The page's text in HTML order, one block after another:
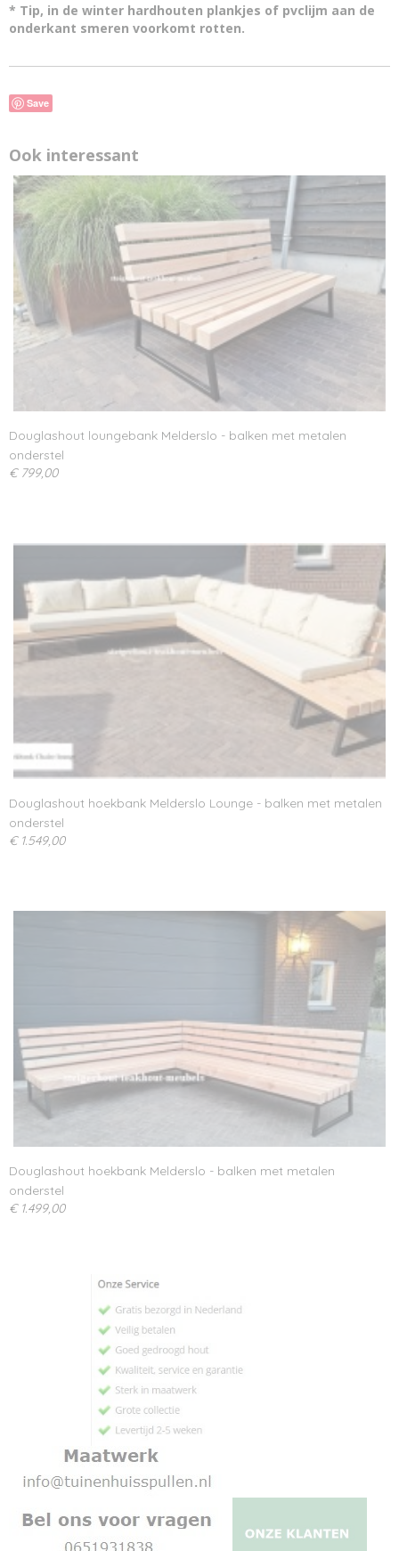
* Tip, in de winter hardhouten plankjes of pvclijm aan de
onderkant smeren voorkomt rotten.
Save
Ook interessant
Douglashout loungebank Melderslo - balken met metalen
onderstel
€ 799,00
Douglashout hoekbank Melderslo Lounge - balken met metalen
onderstel
€ 1.549,00
Douglashout hoekbank Melderslo - balken met metalen
onderstel
€ 1.499,00